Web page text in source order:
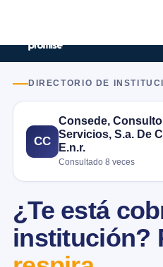
DIRECTORIO DE
CC
Consede,
Servicios, S.a. De
E.n.r.
Consultado 8 veces
¿Te está
institución?